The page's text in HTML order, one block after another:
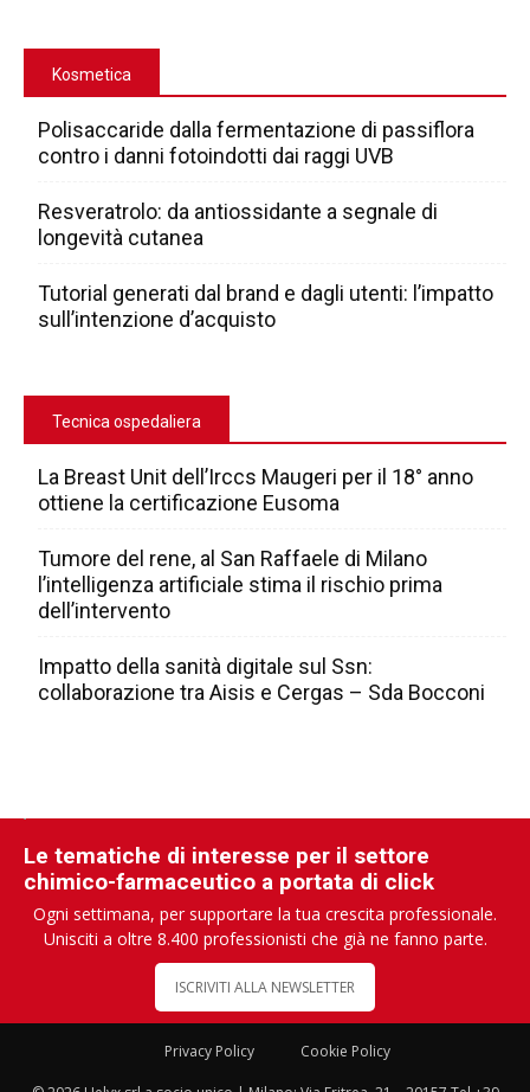
Kosmetica
Polisaccaride dalla fermentazione di passiflora
contro i danni fotoindotti dai raggi UVB
Resveratrolo: da antiossidante a segnale di
longevità cutanea
Tutorial generati dal brand e dagli utenti: l’impatto
sull’intenzione d’acquisto
Tecnica ospedaliera
La Breast Unit dell’Irccs Maugeri per il 18° anno
ottiene la certificazione Eusoma
Tumore del rene, al San Raffaele di Milano
l’intelligenza artificiale stima il rischio prima
dell’intervento
Impatto della sanità digitale sul Ssn:
collaborazione tra Aisis e Cergas – Sda Bocconi
Le tematiche di interesse per il settore
chimico-farmaceutico a portata di click
Ogni settimana, per supportare la tua crescita professionale.
Unisciti a oltre 8.400 professionisti che già ne fanno parte.
ISCRIVITI ALLA NEWSLETTER
Privacy Policy Cookie Policy